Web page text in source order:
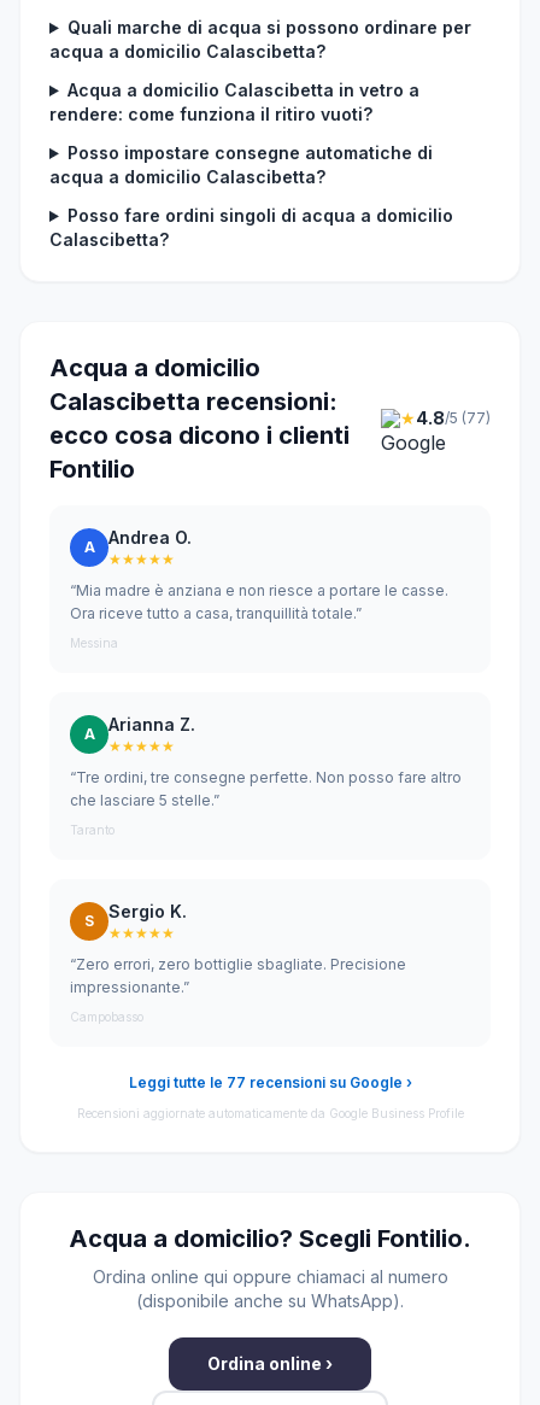
Quali marche di acqua si possono ordinare per
acqua a domicilio Calascibetta?
Acqua a domicilio Calascibetta in vetro a
rendere: come funziona il ritiro vuoti?
Posso impostare consegne automatiche di
acqua a domicilio Calascibetta?
Posso fare ordini singoli di acqua a domicilio
Calascibetta?
Acqua a domicilio
Calascibetta recensioni:
ecco cosa dicono i clienti
Fontilio
★4.8/5 (77)
A Andrea O.
★★★★★
“Mia madre è anziana e non riesce a portare le casse.
Ora riceve tutto a casa, tranquillità totale.”
Messina
A Arianna Z.
★★★★★
“Tre ordini, tre consegne perfette. Non posso fare altro
che lasciare 5 stelle.”
Taranto
S Sergio K.
★★★★★
“Zero errori, zero bottiglie sbagliate. Precisione
impressionante.”
Campobasso
Leggi tutte le 77 recensioni su Google ›
Recensioni aggiornate automaticamente da Google Business Profile
Acqua a domicilio? Scegli Fontilio.
Ordina online qui oppure chiamaci al numero
(disponibile anche su WhatsApp).
Ordina online ›